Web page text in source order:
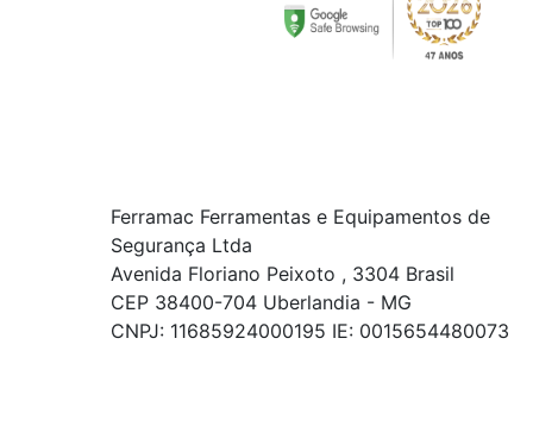
Ferramac Ferramentas e Equipamentos de
Segurança Ltda
Avenida Floriano Peixoto , 3304 Brasil
CEP 38400-704 Uberlandia - MG
CNPJ: 11685924000195 IE: 0015654480073